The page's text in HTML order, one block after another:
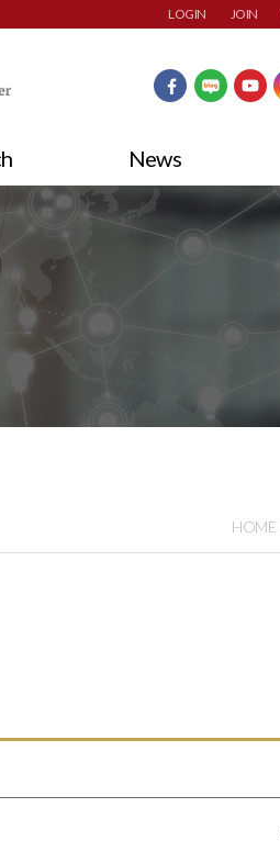
LOGIN JOIN
News
HOME